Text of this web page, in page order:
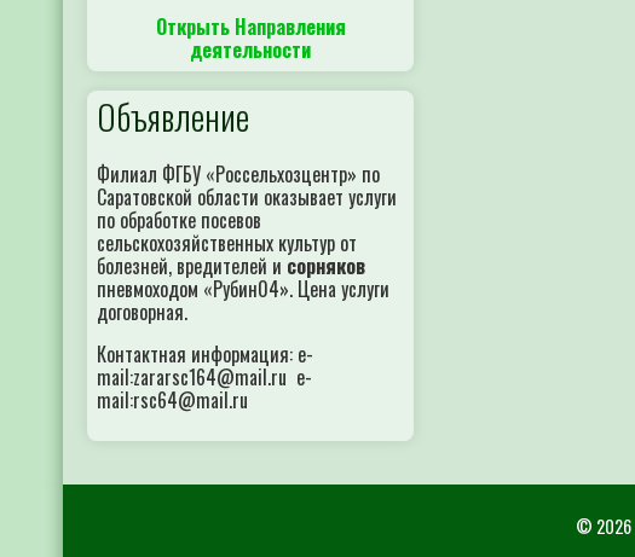
Открыть Направления
деятельности
Объявление
Филиал ФГБУ «Россельхозцентр» по
Саратовской области оказывает услуги
по обработке посевов
сельскохозяйственных культур от
болезней, вредителей и сорняков
пневмоходом «Рубин04». Цена услуги
договорная.
Контактная информация: e-
mail:zararsc164@mail.ru e-
mail:rsc64@mail.ru
© 2026